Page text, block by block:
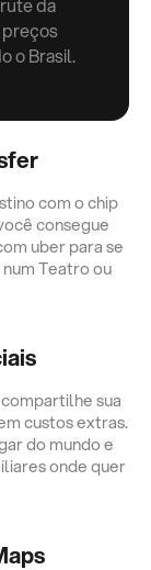
da
o Brasil.
com o chip
consegue
uber para se
Teatro ou
sua
custos extras.
do mundo e
onde quer